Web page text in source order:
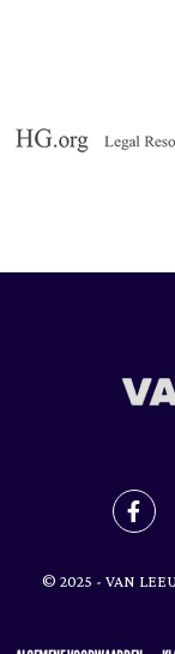
© 2025 - VAN